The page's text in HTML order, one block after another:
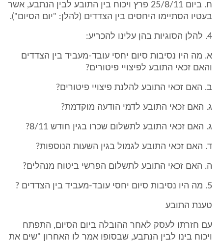
ח. ביום 25/8/11 פרץ ויכוח בין התובע לבין הנתבע, אשר
בעטיו הסתיימו היחסים בין הצדדים (להלן: "יום הסיום").
4. להלן הסוגיות בהן עלינו להכריע:
א. מה היו נסיבות סיום יחסי עובד-מעביד בין הצדדים
והאם זכאי התובע לפיצויי פיטורים?
ב. האם זכאי התובע להלנת פיצויי פיטורים?
ג. האם זכאי התובע לדמי הודעה מוקדמת?
ג. האם זכאי התובע לתשלום שכרו בגין חודש 8/11?
ד. האם זכאי התובע לגמול בגין השעות הנוספות?
ה. האם זכאי התובע לתשלום הפרשי ביטוח מנהלים?
5. מה היו נסיבות סיום יחסי עובד-מעביד בין הצדדים ?
טענת התובע
עם חזרתו לעסק לאחר ההובלה ביום הסיום, התפתח
ויכוח בינו לבין הנתבע, שבסופו אמר לו האחרון "שים את